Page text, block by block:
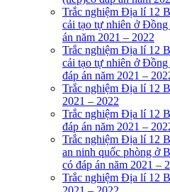
Trắc nghiệm Địa lí 12
cải tạo tự nhiên ở
án năm 2021 – 2022
Trắc nghiệm Địa lí 12
cải tạo tự nhiên ở
đáp án năm 2021 –
Trắc nghiệm Địa lí 12
2021 – 2022
Trắc nghiệm Địa lí 12
đáp án năm 2021 –
Trắc nghiệm Địa lí 12
an ninh quốc phòng ở
có đáp án năm 2021 –
Trắc nghiệm Địa lí 12